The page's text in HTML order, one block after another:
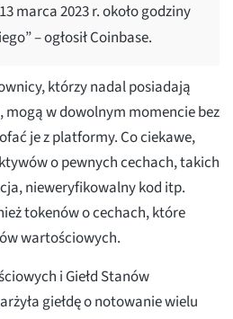
marca 2023 r. około godziny
– ogłosił Coinbase.
którzy nadal posiadają
mogą w dowolnym momencie bez
je z platformy. Co ciekawe,
o pewnych cechach, takich
nieweryfikowalny kod itp.
tokenów o cechach, które
wartościowych.
i Giełd Stanów
giełdę o notowanie wielu